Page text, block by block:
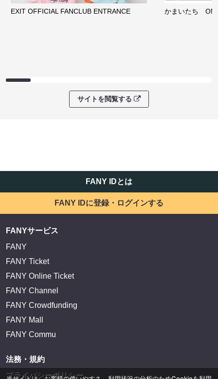
EXIT OFFICIAL FANCLUB ENTRANCE かまいたち
サイトを閲覧する
FANY IDとは
FANY IDに登録・ログインする
FANYサービス
FANY
FANY Ticket
FANY Online Ticket
FANY Channel
FANY Crowdfunding
FANY Mall
FANY Commu
法務・規約
プライバシーポリシー